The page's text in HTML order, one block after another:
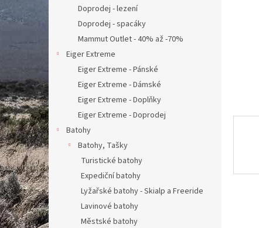
Doprodej - lezení
Doprodej - spacáky
Mammut Outlet - 40% až -70%
Eiger Extreme
Eiger Extreme - Pánské
Eiger Extreme - Dámské
Eiger Extreme - Doplňky
Eiger Extreme - Doprodej
Batohy
Batohy, Tašky
Turistické batohy
Expediční batohy
Lyžařské batohy - Skialp a Freeride
Lavinové batohy
Městské batohy